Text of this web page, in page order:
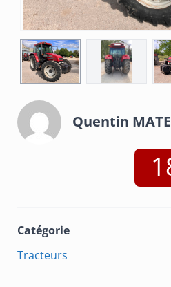
Quentin
Catégorie
Tracteurs